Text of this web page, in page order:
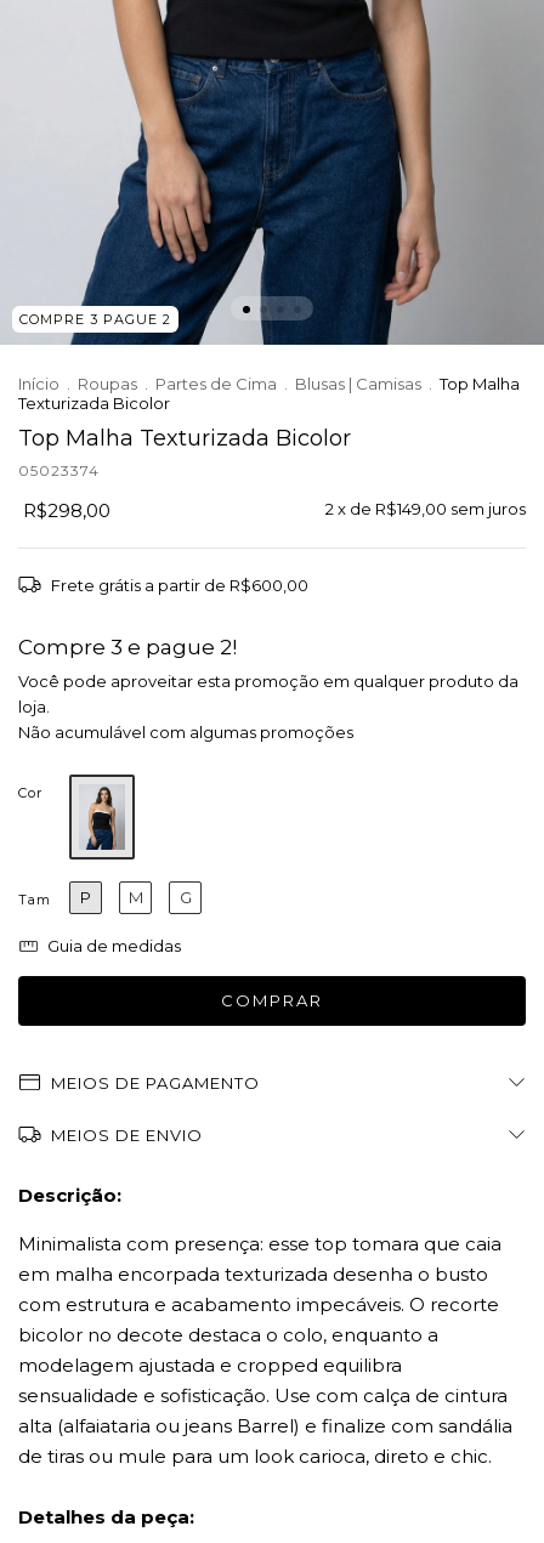
COMPRE 3 PAGUE 2
Início Roupas Partes de Cima Blusas | Camisas
Top Malha
Texturizada Bicolor
Top Malha Texturizada Bicolor
05023374
R$298,00 2 x de R$149,00 sem juros
Frete grátis a partir de R$600,00
Compre 3 e pague 2!
Você pode aproveitar esta promoção em qualquer produto da
loja.
Não acumulável com algumas promoções
Cor
Tam P M G
Guia de medidas
MEIOS DE PAGAMENTO
MEIOS DE ENVIO
Descrição:
Minimalista com presença: esse top tomara que caia
em malha encorpada texturizada desenha o busto
com estrutura e acabamento impecáveis. O recorte
bicolor no decote destaca o colo, enquanto a
modelagem ajustada e cropped equilibra
sensualidade e sofisticação. Use com calça de cintura
alta (alfaiataria ou jeans Barrel) e finalize com sandália
de tiras ou mule para um look carioca, direto e chic.
Detalhes da peça: